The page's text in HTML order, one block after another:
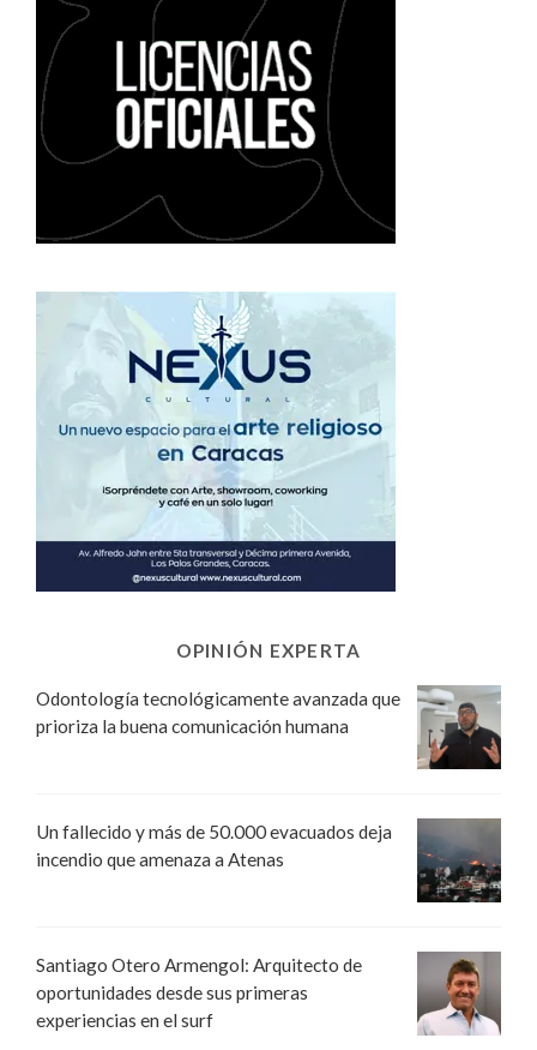
OPINIÓN EXPERTA
Odontología tecnológicamente avanzada que
prioriza la buena comunicación humana
Un fallecido y más de 50.000 evacuados deja
incendio que amenaza a Atenas
Santiago Otero Armengol: Arquitecto de
oportunidades desde sus primeras
experiencias en el surf